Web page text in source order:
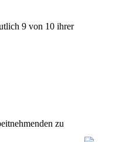
9 von 10 ihrer
zu